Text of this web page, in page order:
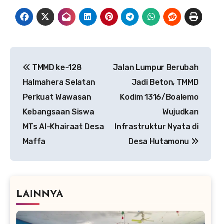
pos
TMMD ke-128
Halmahera Selatan
Perkuat Wawasan
Kebangsaan Siswa
MTs Al-Khairaat Desa
Maffa
Jalan Lumpur Berubah
Jadi Beton, TMMD
Kodim 1316/Boalemo
Wujudkan
Infrastruktur Nyata di
Desa Hutamonu
LAINNYA